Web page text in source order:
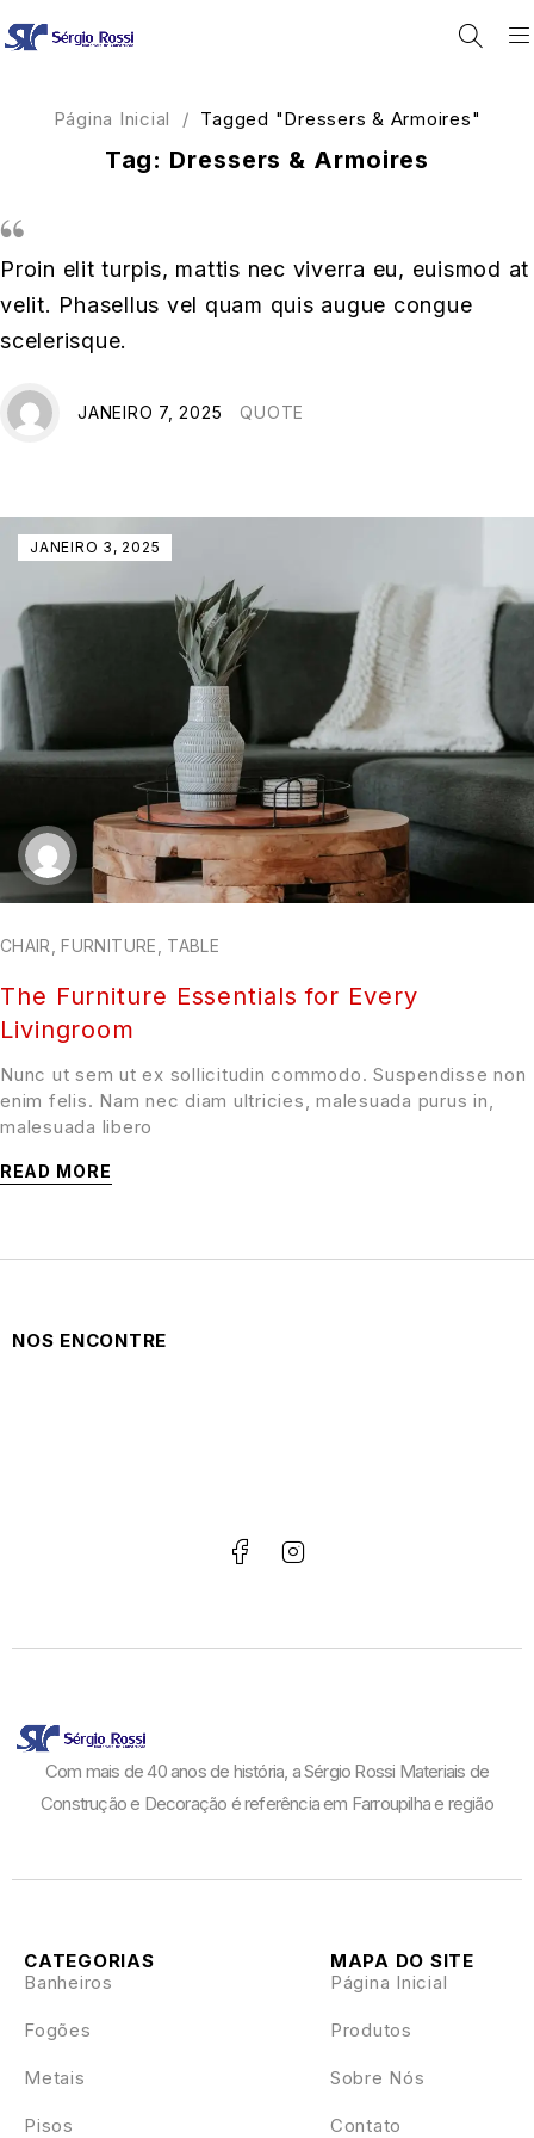
Tag: Dressers & Armoires
Página Inicial / Tagged "Dressers & Armoires"
Proin elit turpis, mattis nec viverra eu, euismod at
velit. Phasellus vel quam quis augue congue
scelerisque.
JANEIRO 7, 2025 QUOTE
JANEIRO 3, 2025
CHAIR ,FURNITURE TABLE
The Furniture Essentials for Every
Livingroom
Nunc ut sem ut ex sollicitudin commodo. Suspendisse non
enim felis. Nam nec diam ultricies, malesuada purus in,
malesuada libero
READ MORE
Com mais de 40 anos de história, a Sérgio Rossi Materiais de
Construção e Decoração é referência em Farroupilha e região
MAPA DO SITE
Página Inicial
Produtos
Sobre Nós
Contato
CATEGORIAS
Banheiros
Fogões
Metais
Pisos
NOS ENCONTRE